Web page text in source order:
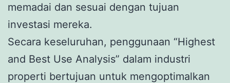
memadai dan sesuai dengan tujuan
investasi mereka.
Secara keseluruhan, penggunaan “Highest
and Best Use Analysis” dalam industri
properti bertujuan untuk mengoptimalkan